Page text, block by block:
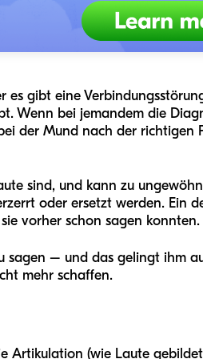
gibt eine
Wenn bei jemandem die
der Mund nach der richtigen
sind, und kann zu
oder ersetzt werden. Ein
vorher schon sagen konnten.
sagen – und das gelingt ihm
mehr schaffen.
Artikulation (wie Laute